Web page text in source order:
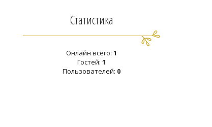
Статистика
Онлайн всего: 1
Гостей: 1
Пользователей: 0